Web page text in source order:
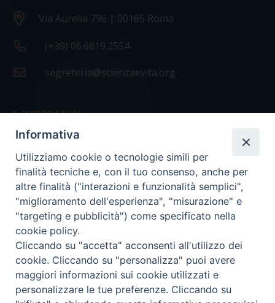
Via Aurelia 796 | 00165 Roma
(+39) 06.6819.2554
segreteria@scienzaevita.org
IL CENTRO STUDI
La nostra storia
Statuto
Presidenza e ufficio presidenza
Consiglio scientifico
Coordinamento nazionale
Informativa
Utilizziamo cookie o tecnologie simili per
finalità tecniche e, con il tuo consenso, anche per
altre finalità ("interazioni e funzionalità semplici",
"miglioramento dell'esperienza", "misurazione" e
"targeting e pubblicità") come specificato nella
cookie policy.
Cliccando su "accetta" acconsenti all'utilizzo dei
cookie. Cliccando su "personalizza" puoi avere
maggiori informazioni sui cookie utilizzati e
personalizzare le tue preferenze. Cliccando su